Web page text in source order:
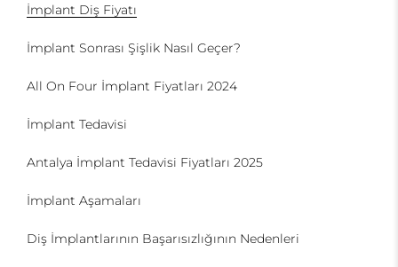
İmplant Diş Fiyatı
İmplant Sonrası Şişlik Nasıl Geçer?
All On Four İmplant Fiyatları 2024
İmplant Tedavisi
Antalya İmplant Tedavisi Fiyatları 2025
İmplant Aşamaları
Diş İmplantlarının Başarısızlığının Nedenleri